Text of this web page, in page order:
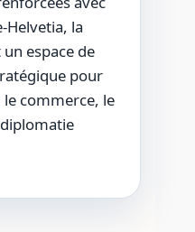
Helvetia, la
espace de
pour
commerce, le